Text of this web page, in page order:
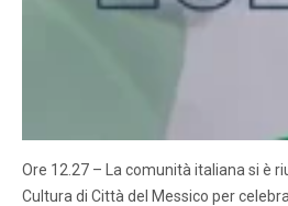
Ore 12.27 – La comunità italiana si è
Cultura di Città del Messico per